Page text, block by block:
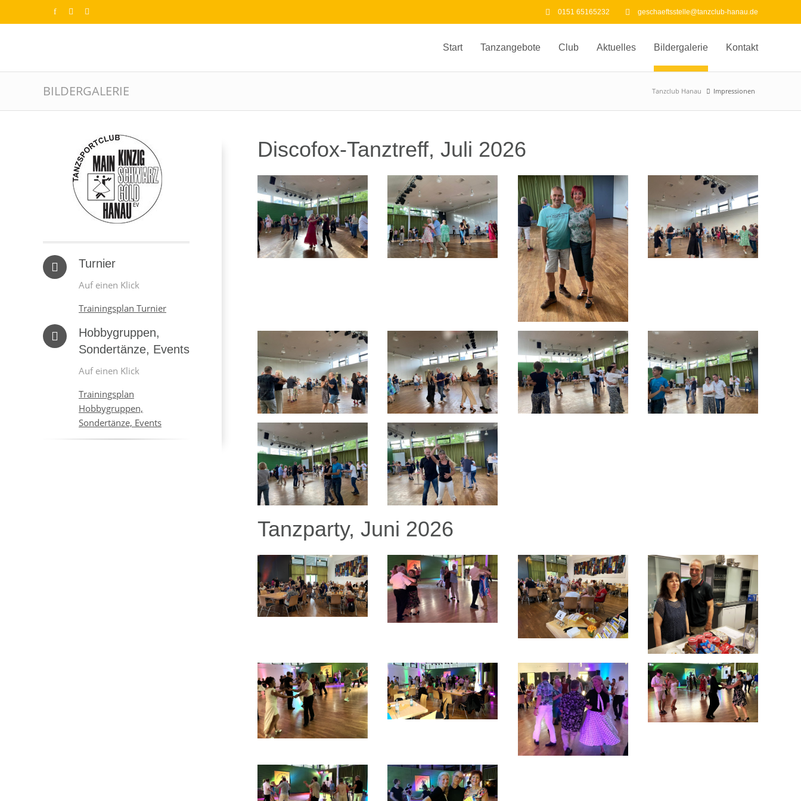
0151 65165232 geschaeftsstelle@tanzclub-hanau.de
Start Tanzangebote Club Aktuelles Bildergalerie Kontakt
Tanzclub Hanau Impressionen
BILDERGALERIE
Turnier
Auf einen Klick
Trainingsplan Turnier
Hobbygruppen,
Sondertänze, Events
Auf einen Klick
Trainingsplan
Hobbygruppen,
Sondertänze, Events
Discofox-Tanztreff, Juli 2026
Tanzparty, Juni 2026